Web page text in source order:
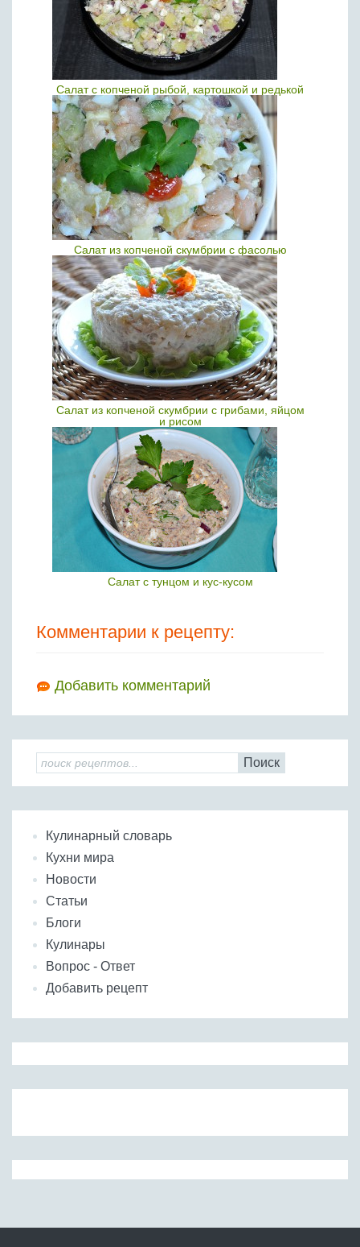
Салат с копченой рыбой, картошкой и редькой
Салат из копченой скумбрии с фасолью
Салат из копченой скумбрии с грибами, яйцом
и рисом
Салат с тунцом и кус-кусом
Комментарии к рецепту:
Добавить комментарий
Поиск
Кулинарный словарь
Кухни мира
Новости
Статьи
Блоги
Кулинары
Вопрос - Ответ
Добавить рецепт